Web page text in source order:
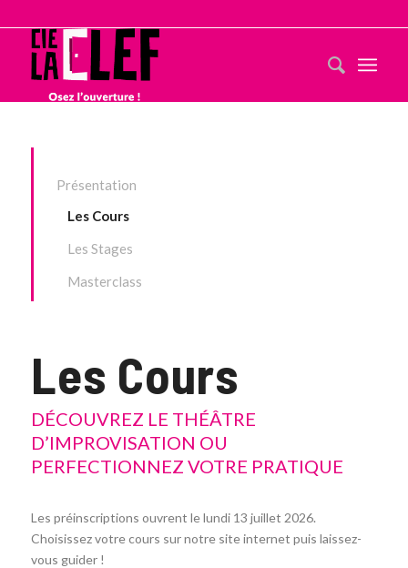
Présentation
Les Cours
Les Stages
Masterclass
Les Cours
DÉCOUVREZ LE THÉÂTRE
D’IMPROVISATION OU
PERFECTIONNEZ VOTRE PRATIQUE
Les préinscriptions ouvrent le lundi 13 juillet 2026.
Choisissez votre cours sur notre site internet puis laissez-
vous guider !